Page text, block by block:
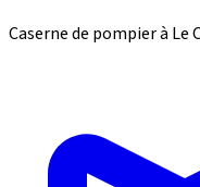
Caserne de pompier à